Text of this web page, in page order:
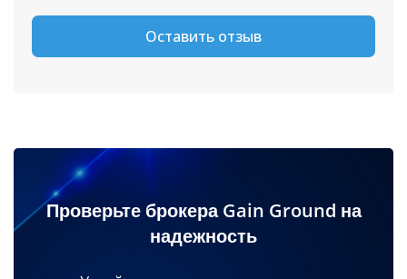
Оставить отзыв
Проверьте брокера Gain Ground на
надежность